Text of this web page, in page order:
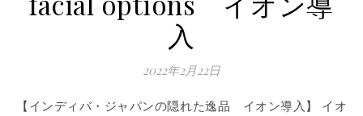
入
2022年2月22日
【インディバ・ジャパンの隠れた逸品 イオン導入】 イオ